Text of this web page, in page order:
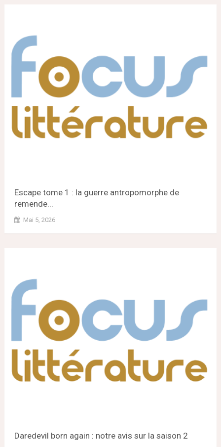
Escape tome 1 : la guerre antropomorphe de
remende...
Mai 5, 2026
Daredevil born again : notre avis sur la saison 2